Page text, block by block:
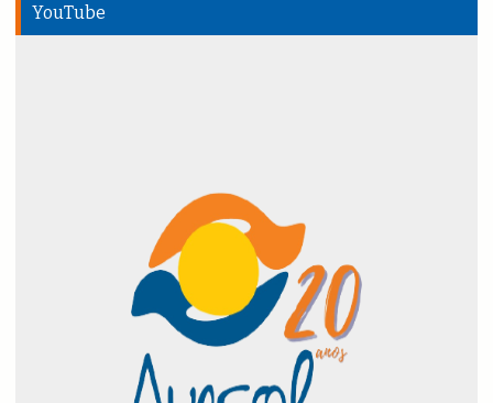
YouTube